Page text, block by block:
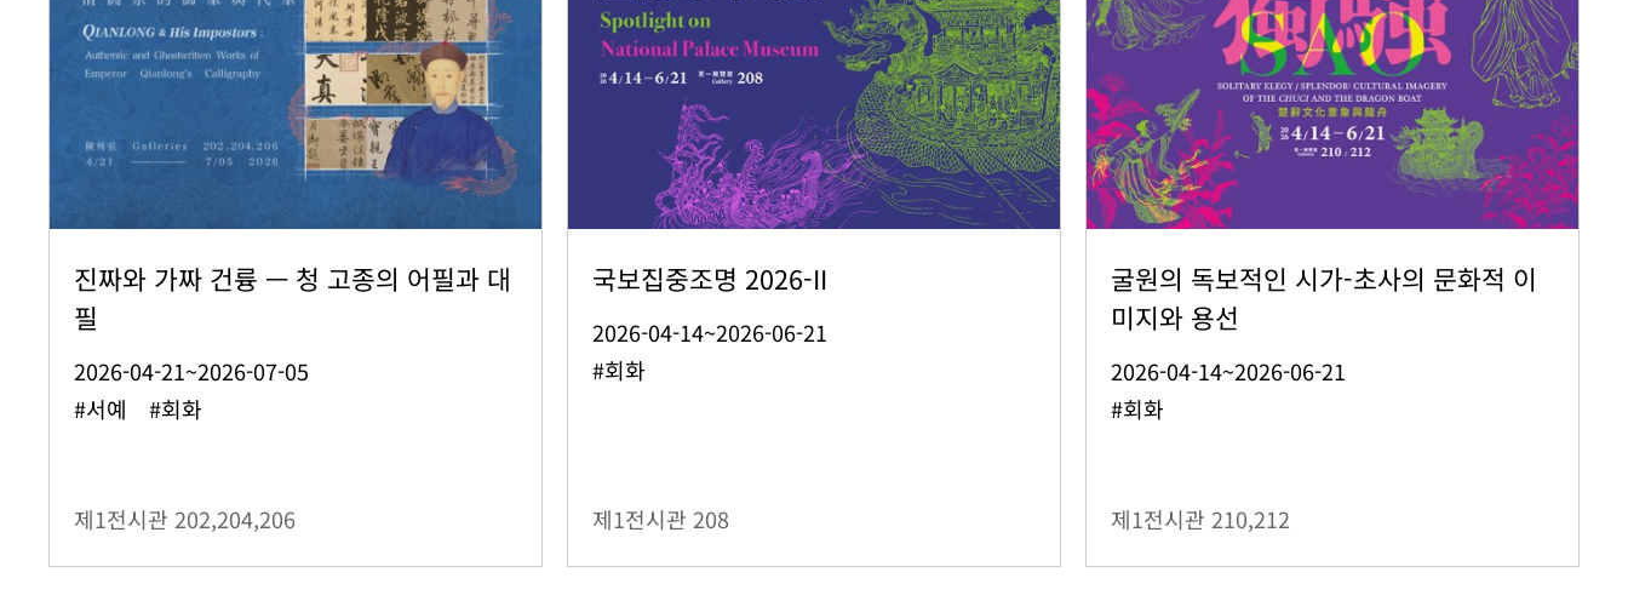
진짜와 가짜 건륭 — 청 고종의 어필과 대
필
2026-04-21~2026-07-05
#서예 #회화
제1전시관 202,204,206
국보집중조명 2026-II
2026-04-14~2026-06-21
#회화
제1전시관 208
굴원의 독보적인 시가-초사의 문화적 이
미지와 용선
2026-04-14~2026-06-21
#회화
제1전시관 210,212